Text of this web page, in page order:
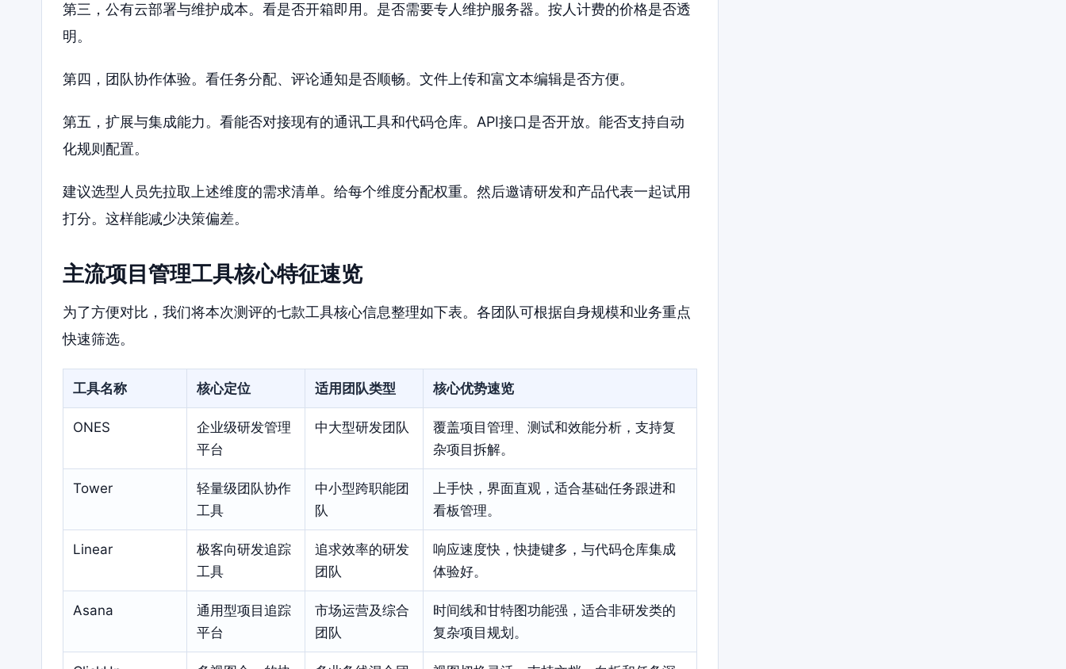
第三，公有云部署与维护成本。看是否开箱即用。是否需要专人维护服务器。按人计费的价格是否透
明。
第四，团队协作体验。看任务分配、评论通知是否顺畅。文件上传和富文本编辑是否方便。
第五，扩展与集成能力。看能否对接现有的通讯工具和代码仓库。API接口是否开放。能否支持自动
化规则配置。
建议选型人员先拉取上述维度的需求清单。给每个维度分配权重。然后邀请研发和产品代表一起试用
打分。这样能减少决策偏差。
主流项目管理工具核心特征速览
为了方便对比，我们将本次测评的七款工具核心信息整理如下表。各团队可根据自身规模和业务重点
快速筛选。
工具名称 核心定位 适用团队类型 核心优势速览
ONES
企业级研发管理
平台
中大型研发团队
覆盖项目管理、测试和效能分析，支持复
杂项目拆解。
Tower
轻量级团队协作
工具
中小型跨职能团
队
上手快，界面直观，适合基础任务跟进和
看板管理。
Linear
极客向研发追踪
工具
追求效率的研发
团队
响应速度快，快捷键多，与代码仓库集成
体验好。
Asana
通用型项目追踪
平台
市场运营及综合
团队
时间线和甘特图功能强，适合非研发类的
复杂项目规划。